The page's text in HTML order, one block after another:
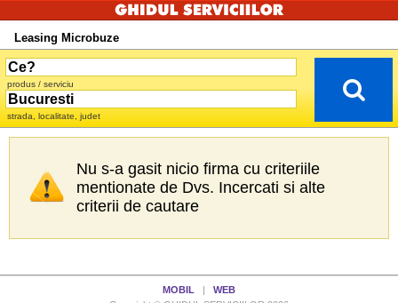
Leasing Microbuze
produs / serviciu
strada, localitate, judet
Nu s-a gasit nicio firma cu criteriile
mentionate de Dvs. Incercati si alte
criterii de cautare
MOBIL
WEB